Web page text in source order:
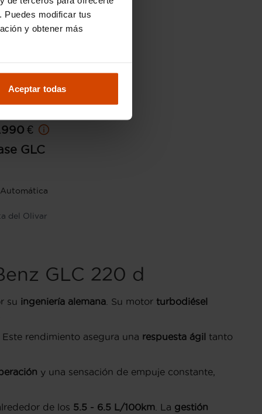
Puedes modificar tus
y obtener más
Aceptar todas
€
GLC
Automática
del Olivar
GLC 220 d
su ingeniería alemana . Su motor turbodiésel
. Este rendimiento asegura una respuesta ágil tanto
y una sensación de empuje constante,
de los 5.5 - 6.5 L/100km . La gestión